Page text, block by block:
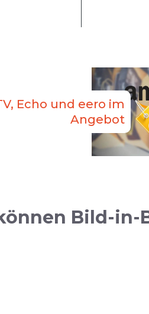
Echo und eero im
Angebot
Bild-in-